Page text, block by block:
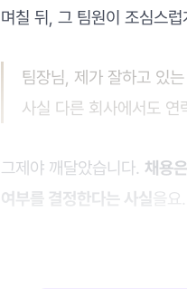
며칠 뒤, 그 팀원이 조심스
팀장님, 제가 잘하고 있
사실 다른 회사에서도
그제야 깨달았습니다. 채용
여부를 결정한다는 사실 을요.